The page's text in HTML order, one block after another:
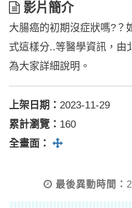
影
片
簡
介
影片簡介
大腸癌的初期沒症狀嗎?？
式這樣分..等醫學資訊，由
為大家詳細說明。
上架日期： 2023-11-29
累計瀏覽： 160
全畫面： 全螢幕
最後異動時間：